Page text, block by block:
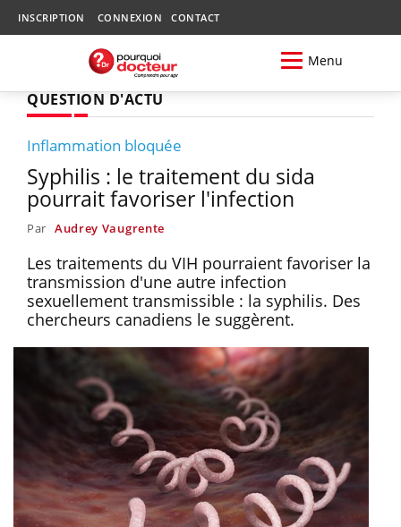
INSCRIPTION CONNEXION CONTACT
Menu
QUESTION D'ACTU
Inflammation bloquée
Syphilis : le traitement du sida
pourrait favoriser l'infection
Par Audrey Vaugrente
Les traitements du VIH pourraient favoriser la
transmission d'une autre infection
sexuellement transmissible : la syphilis. Des
chercheurs canadiens le suggèrent.